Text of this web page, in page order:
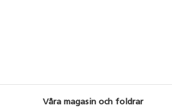
Våra magasin och foldrar